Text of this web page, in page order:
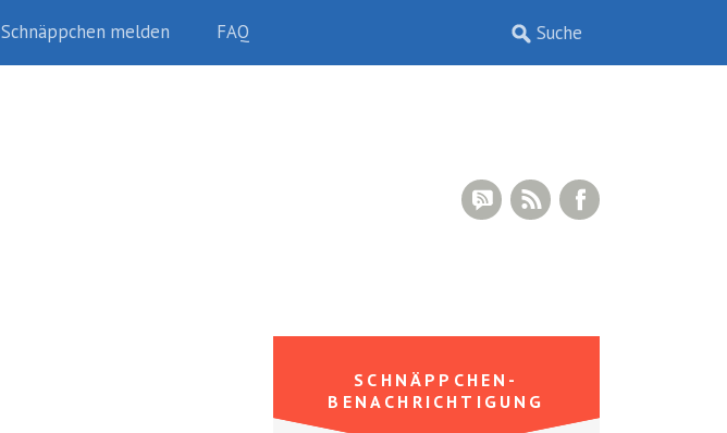
Schnäppchen melden FAQ
RSS Feed
RSS Comments
SCHNÄPPCHEN-
BENACHRICHTIGUNG